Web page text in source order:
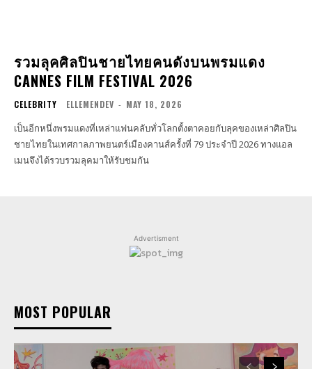
รวมลุคศิลปินชายไทยคนดังบนพรมแดง
CANNES FILM FESTIVAL 2026
CELEBRITY ELLEMENDEV - MAY 18, 2026
เป็นอีกหนึ่งพรมแดงที่เหล่าแฟนคลับทั่วโลกตั้งตาคอยกับลุคของเหล่าศิลปิน
ชายไทยในเทศกาลภาพยนตร์เมืองคานส์ครั้งที่ 79 ประจำปี 2026 ทางแอล
เมนจึงได้รวบรวมลุคมาให้รับชมกัน
Advertisment
MOST POPULAR